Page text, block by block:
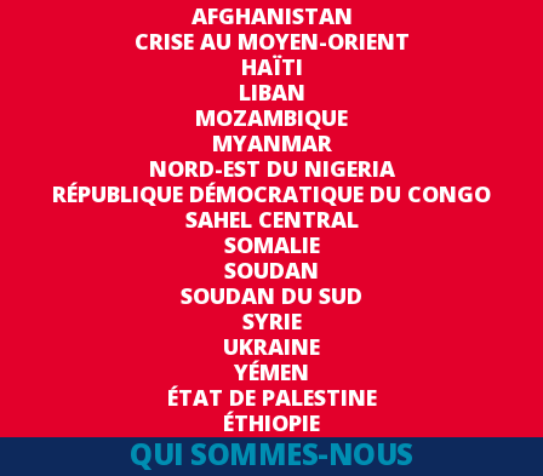
AFGHANISTAN
CRISE AU MOYEN-ORIENT
HAÏTI
LIBAN
MOZAMBIQUE
MYANMAR
NORD-EST DU NIGERIA
RÉPUBLIQUE DÉMOCRATIQUE DU CONGO
SAHEL CENTRAL
SOMALIE
SOUDAN
SOUDAN DU SUD
SYRIE
UKRAINE
YÉMEN
ÉTAT DE PALESTINE
ÉTHIOPIE
QUI SOMMES-NOUS